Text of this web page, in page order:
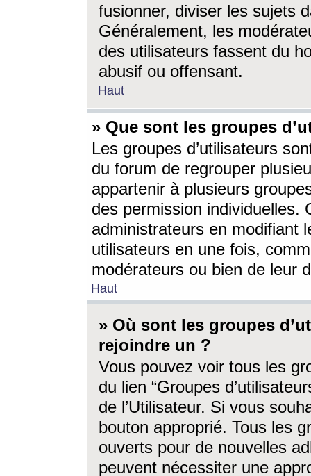
fusionner, diviser les sujets
Généralement, les
des utilisateurs fassent du
abusif ou offensant.
Haut
» Que sont les groupes
Les groupes d’utilisateurs
du forum de regrouper
appartenir à plusieurs
des permission individuelles.
administrateurs en modifiant
utilisateurs en une fois,
modérateurs ou bien de leur
Haut
» Où sont les groupes
rejoindre un ?
Vous pouvez voir tous les
du lien “Groupes
de l’Utilisateur. Si vous
bouton approprié. Tous les
ouverts pour de nouvelles
peuvent nécessiter une